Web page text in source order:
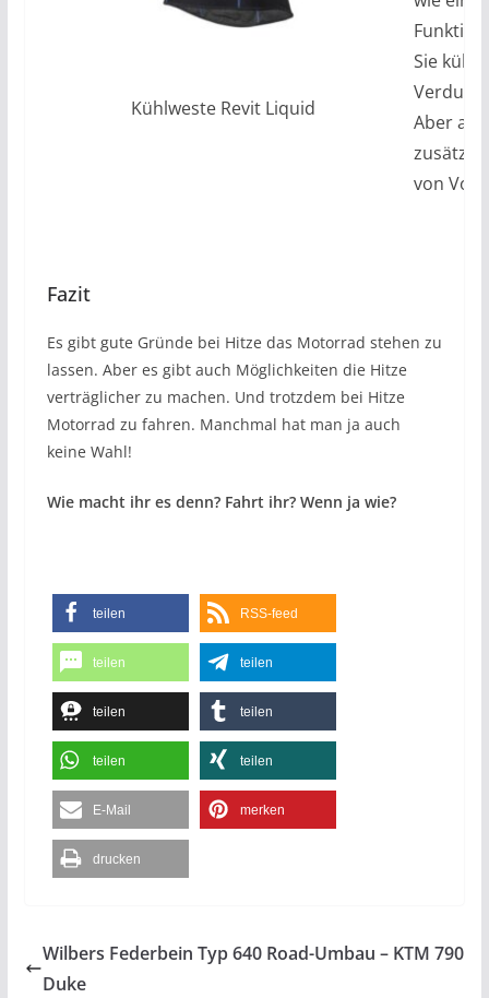
Kühlweste Revit Liquid
Sie
Aber
von
Fazit
Es gibt gute Gründe bei Hitze das Motorrad stehen zu
lassen. Aber es gibt auch Möglichkeiten die Hitze
verträglicher zu machen. Und trotzdem bei Hitze
Motorrad zu fahren. Manchmal hat man ja auch
keine Wahl!
Wie macht ihr es denn? Fahrt ihr? Wenn ja wie?
teilen RSS-feed
teilen teilen
teilen teilen
teilen teilen
E-Mail merken
drucken
Wilbers Federbein Typ 640 Road-Umbau – KTM 790
Duke